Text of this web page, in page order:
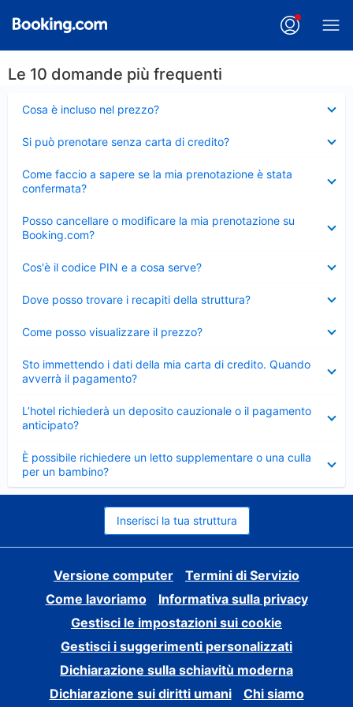
Le 10 domande più frequenti
Cosa è incluso nel prezzo?
chiuso
Si può prenotare senza carta di credito?
chiuso
Come faccio a sapere se la mia prenotazione è stata
confermata?
chiuso
Posso cancellare o modificare la mia prenotazione su
Booking.com?
chiuso
Cos'è il codice PIN e a cosa serve?
chiuso
Dove posso trovare i recapiti della struttura?
chiuso
Come posso visualizzare il prezzo?
chiuso
Sto immettendo i dati della mia carta di credito. Quando
avverrà il pagamento?
chiuso
L’hotel richiederà un deposito cauzionale o il pagamento
anticipato?
chiuso
È possibile richiedere un letto supplementare o una culla
per un bambino?
Elemento
chiuso
Inserisci la tua struttura
Versione computer
Termini di Servizio
Come lavoriamo
Informativa sulla privacy
Gestisci le impostazioni sui cookie
Gestisci i suggerimenti personalizzati
Dichiarazione sulla schiavitù moderna
Dichiarazione sui diritti umani
Chi siamo